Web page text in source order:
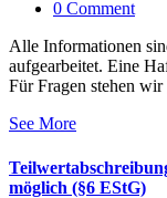
0 Comment
Alle Informationen
aufgearbeitet. Eine
Für Fragen stehen
See More
möglich (§6 EStG)